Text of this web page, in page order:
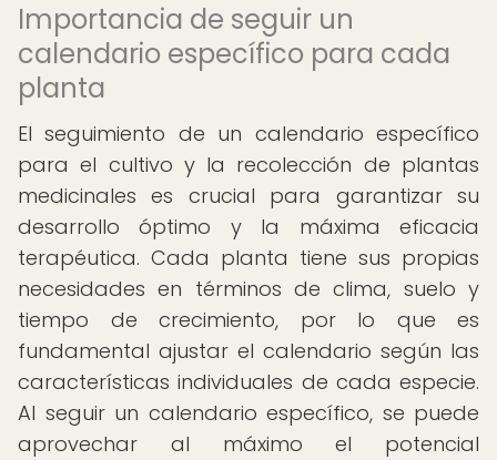
Importancia de seguir un
calendario específico para cada
planta
El seguimiento de un calendario específico
para el cultivo y la recolección de plantas
medicinales es crucial para garantizar su
desarrollo óptimo y la máxima eficacia
terapéutica. Cada planta tiene sus propias
necesidades en términos de clima, suelo y
tiempo de crecimiento, por lo que es
fundamental ajustar el calendario según las
características individuales de cada especie.
Al seguir un calendario específico, se puede
aprovechar al máximo el potencial